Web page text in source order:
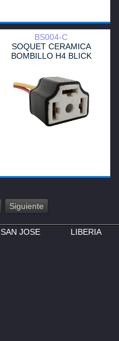
BS004-C
SOQUET CERAMICA
BOMBILLO H4 BLICK
Siguiente
SAN JOSE LIBERIA